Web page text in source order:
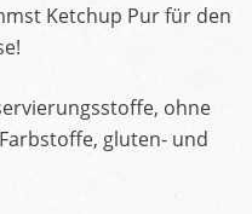
Ketchup Pur für den
ohne
gluten- und